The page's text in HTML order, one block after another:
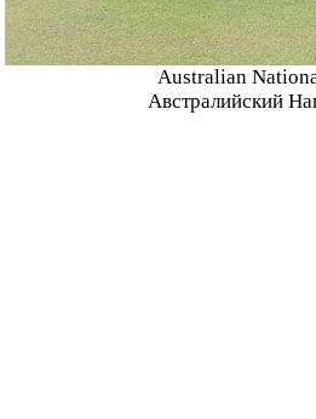
Australian
Австралийский